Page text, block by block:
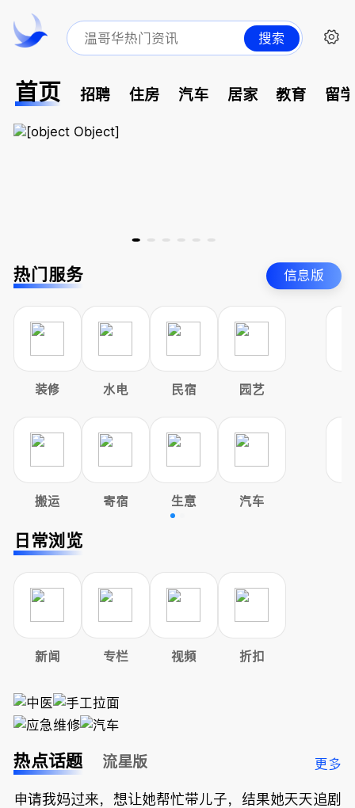
搜索
首页 招聘 住房 汽车 居家 教育 留
热门服务 信息版
装修 水电 民宿 园艺
搬运 寄宿 生意 汽车
日常浏览
新闻 专栏 视频 折扣
热点话题 流星版 更多
申请我妈过来，想让她帮忙带儿子，结果她天天追剧